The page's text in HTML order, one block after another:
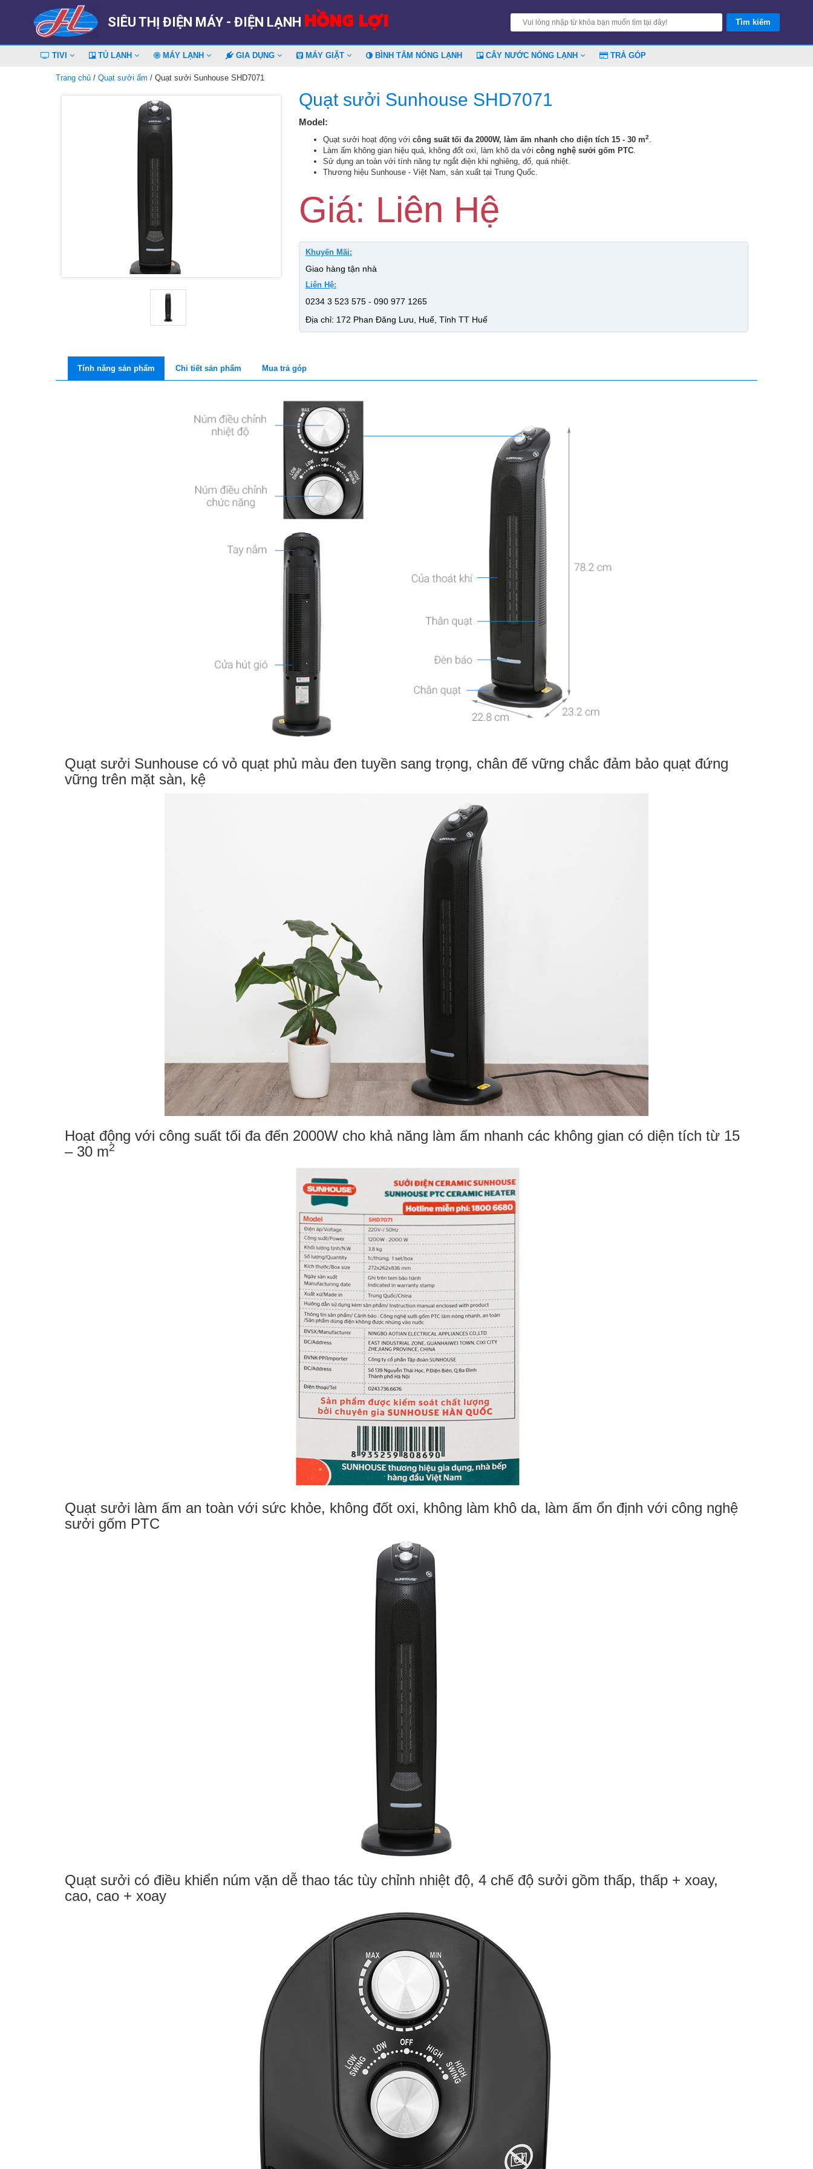
SIÊU THỊ ĐIỆN MÁY - ĐIỆN LẠNH HỒNG LỢI
TIVI TỦ LẠNH MÁY LẠNH GIA DỤNG MÁY GIẶT BÌNH TẮM NÓNG LẠNH CÂY NƯỚC NÓNG LẠNH TRẢ GÓP
Trang chủ /Quạt sưởi ấm / Quạt sưởi Sunhouse SHD7071
Quạt sưởi Sunhouse SHD7071
Model:
Quạt sưởi hoạt động với công suất tối đa 2000W, làm ấm nhanh cho diện tích 15 - 30 m2.
Làm ấm không gian hiệu quả, không đốt oxi, làm khô da với công nghệ sưởi gốm PTC.
Sử dụng an toàn với tính năng tự ngắt điện khi nghiêng, đổ, quá nhiệt.
Thương hiệu Sunhouse - Việt Nam, sản xuất tại Trung Quốc.
Giá: Liên Hệ
Khuyến Mãi:
Giao hàng tận nhà
Liên Hệ:
0234 3 523 575 - 090 977 1265
Địa chỉ: 172 Phan Đăng Lưu, Huế, Tỉnh TT Huế
Tính năng sản phẩm Chi tiết sản phẩm Mua trả góp
Quạt sưởi Sunhouse có vỏ quạt phủ màu đen tuyền sang trọng, chân đế vững chắc đảm bảo quạt đứng
vững trên mặt sàn, kệ
Hoạt động với công suất tối đa đến 2000W cho khả năng làm ấm nhanh các không gian có diện tích từ 15
– 30 m2
Quạt sưởi làm ấm an toàn với sức khỏe, không đốt oxi, không làm khô da, làm ấm ổn định với công nghệ
sưởi gốm PTC
Quạt sưởi có điều khiển núm vặn dễ thao tác tùy chỉnh nhiệt độ, 4 chế độ sưởi gồm thấp, thấp + xoay,
cao, cao + xoay